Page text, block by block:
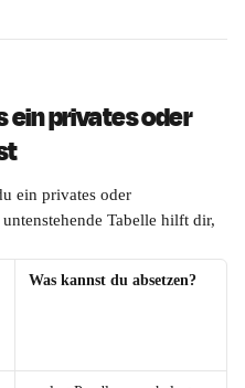
ein privates oder
ein privates oder
Tabelle hilft dir,
Was kannst du absetzen?